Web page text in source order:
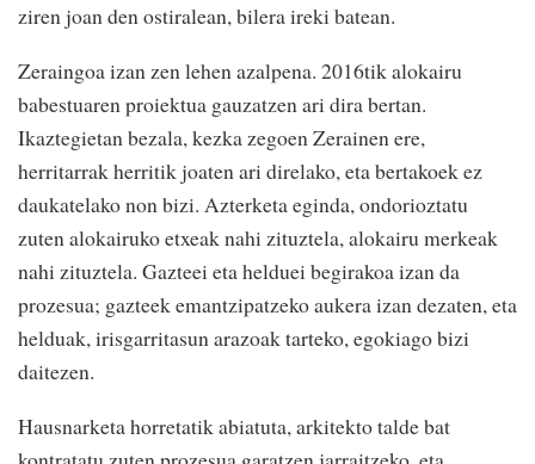
ziren joan den ostiralean, bilera ireki batean.
Zeraingoa izan zen lehen azalpena. 2016tik alokairu
babestuaren proiektua gauzatzen ari dira bertan.
Ikaztegietan bezala, kezka zegoen Zerainen ere,
herritarrak herritik joaten ari direlako, eta bertakoek ez
daukatelako non bizi. Azterketa eginda, ondorioztatu
zuten alokairuko etxeak nahi zituztela, alokairu merkeak
nahi zituztela. Gazteei eta helduei begirakoa izan da
prozesua; gazteek emantzipatzeko aukera izan dezaten, eta
helduak, irisgarritasun arazoak tarteko, egokiago bizi
daitezen.
Hausnarketa horretatik abiatuta, arkitekto talde bat